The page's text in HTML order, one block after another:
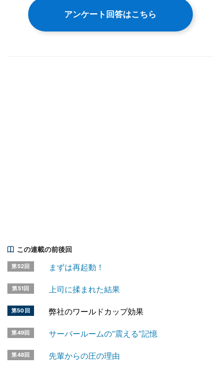
アンケート回答はこちら
この連載の前後回
第52回 まずは再起動！
第51回 上司に揉まれた結果
第50回 弊社のワールドカップ効果
第49回 サーバールームの“震える”記憶
第48回 先輩からの圧の理由